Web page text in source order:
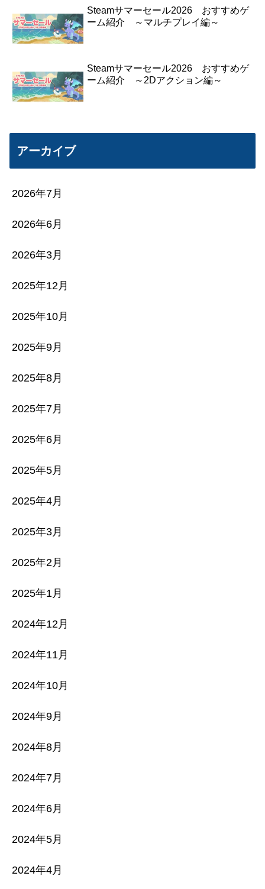
Steamサマーセール2026 おすすめゲ
ーム紹介 ～マルチプレイ編～
Steamサマーセール2026 おすすめゲ
ーム紹介 ～2Dアクション編～
アーカイブ
2026年7月
2026年6月
2026年3月
2025年12月
2025年10月
2025年9月
2025年8月
2025年7月
2025年6月
2025年5月
2025年4月
2025年3月
2025年2月
2025年1月
2024年12月
2024年11月
2024年10月
2024年9月
2024年8月
2024年7月
2024年6月
2024年5月
2024年4月